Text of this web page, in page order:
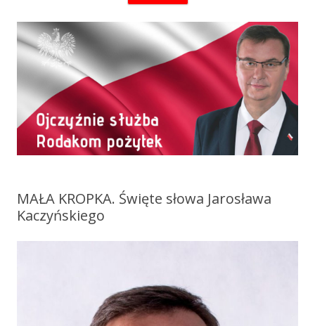
MAŁA KROPKA. Święte słowa Jarosława
Kaczyńskiego